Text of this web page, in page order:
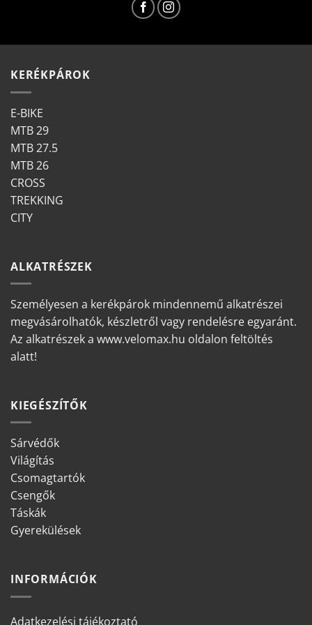
KERÉKPÁROK
E-BIKE
MTB 29
MTB 27.5
MTB 26
CROSS
TREKKING
CITY
ALKATRÉSZEK
Személyesen a kerékpárok mindennemű alkatrészei
megvásárolhatók, készletről vagy rendelésre egyaránt.
Az alkatrészek a www.velomax.hu oldalon feltöltés
alatt!
KIEGÉSZÍTŐK
Sárvédők
Világítás
Csomagtartók
Csengők
Táskák
Gyerekülések
INFORMÁCIÓK
Adatkezelési tájékoztató